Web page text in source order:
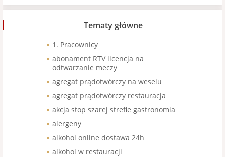
Tematy główne
1. Pracownicy
abonament RTV licencja na
odtwarzanie meczy
agregat prądotwórczy na weselu
agregat prądotwórczy restauracja
akcja stop szarej strefie gastronomia
alergeny
alkohol online dostawa 24h
alkohol w restauracji